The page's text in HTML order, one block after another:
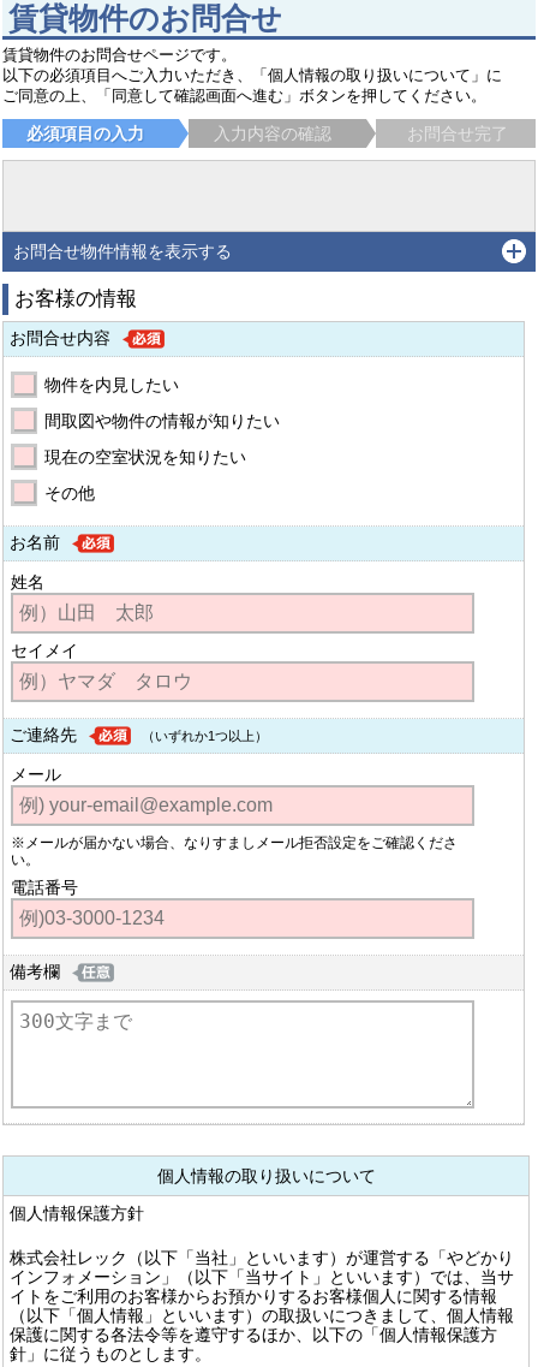
賃貸物件のお問合せ
賃貸物件のお問合せページです。
以下の必須項目へご入力いただき、「個人情報の取り扱いについて」に
ご同意の上、「同意して確認画面へ進む」ボタンを押してください。
必須項目の入力 入力内容の確認 お問合せ完了
お問合せ物件情報を表示する
お客様の情報
お問合せ内容
物件を内見したい
間取図や物件の情報が知りたい
現在の空室状況を知りたい
その他
お名前
姓名
セイメイ
ご連絡先 （いずれか1つ以上）
メール
※メールが届かない場合、なりすましメール拒否設定をご確認くださ
い。
電話番号
備考欄
個人情報の取り扱いについて
個人情報保護方針
株式会社レック（以下「当社」といいます）が運営する「やどかり
インフォメーション」（以下「当サイト」といいます）では、当サ
イトをご利用のお客様からお預かりするお客様個人に関する情報
（以下「個人情報」といいます）の取扱いにつきまして、個人情報
保護に関する各法令等を遵守するほか、以下の「個人情報保護方
針」に従うものとします。